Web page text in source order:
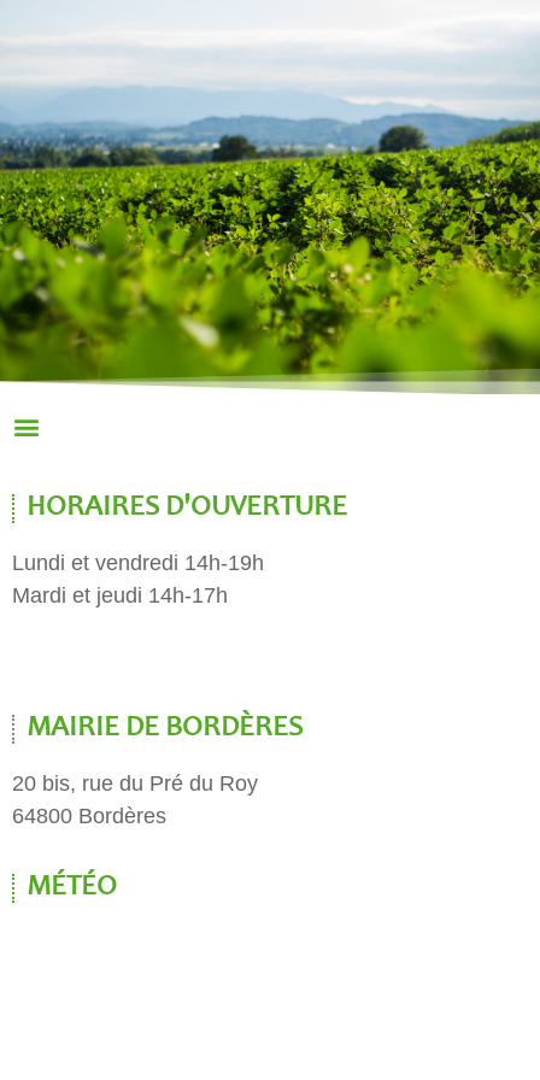
HORAIRES D'OUVERTURE
Lundi et vendredi 14h-19h
Mardi et jeudi 14h-17h
MAIRIE DE BORDÈRES
20 bis, rue du Pré du Roy
64800 Bordères
MÉTÉO